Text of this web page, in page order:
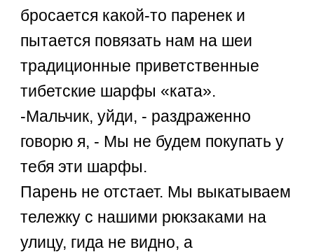
бросается какой-то паренек и
пытается повязать нам на шеи
традиционные приветственные
тибетские шарфы «ката».
-Мальчик, уйди, - раздраженно
говорю я, - Мы не будем покупать у
тебя эти шарфы.
Парень не отстает. Мы выкатываем
тележку с нашими рюкзаками на
улицу, гида не видно, а